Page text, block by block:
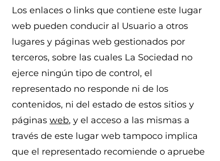
Los enlaces o links que contiene este lugar
web pueden conducir al Usuario a otros
lugares y páginas web gestionados por
terceros, sobre las cuales La Sociedad no
ejerce ningún tipo de control, el
representado no responde ni de los
contenidos, ni del estado de estos sitios y
páginas web, y el acceso a las mismas a
través de este lugar web tampoco implica
que el representado recomiende o apruebe